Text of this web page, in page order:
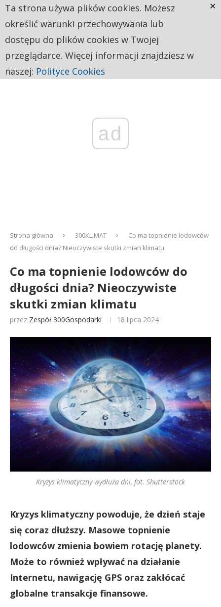
ad
Strona główna 300KLIMAT
Co ma topnienie lodowców
do długości dnia? Nieoczywiste skutki zmian klimatu
Co ma topnienie lodowców do
długości dnia? Nieoczywiste
skutki zmian klimatu
przez Zespół 300Gospodarki 18 lipca 2024
Kryzys klimatyczny wydłuża dni, fot. Shutterstock
Kryzys klimatyczny powoduje, że dzień staje
się coraz dłuższy. Masowe topnienie
lodowców zmienia bowiem rotację planety.
Może to również wpływać na działanie
Internetu, nawigację GPS oraz zakłócać
globalne transakcje finansowe.
Ta strona używa plików cookies. Możesz
określić warunki przechowywania lub
dostępu do plików cookies w Twojej
przeglądarce. Więcej informacji znajdziesz w
naszej: Polityce Cookies
×